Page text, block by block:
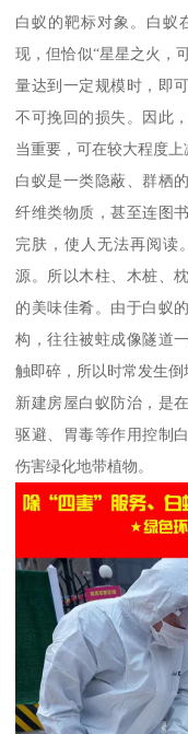
白蚁的靶标对象。白蚁
现，但恰似“星星之火，
量达到一定规模时，即
不可挽回的损失。因此
当重要，可在较大程度上
白蚁是一类隐蔽、群栖
纤维类物质，甚至连图
完肤，使人无法再阅读
源。所以木柱、木桩、
的美味佳肴。由于白蚁
构，往往被蛀成像隧道
触即碎，所以时常发生倒
新建房屋白蚁防治，是
驱避、胃毒等作用控制
伤害绿化地带植物。